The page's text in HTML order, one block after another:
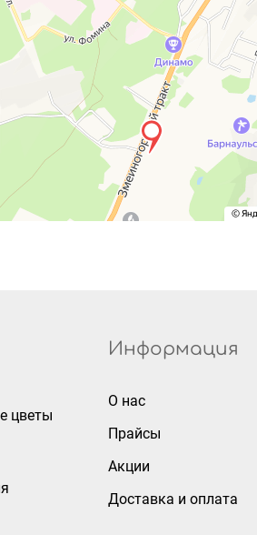
цветы
Информация
О нас
Прайсы
Акции
Доставка и оплата